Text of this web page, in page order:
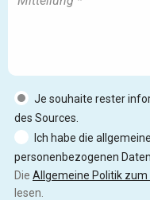
Je souhaite rester
des Sources.
Ich habe die
personenbezogenen
Die Allgemeine Politik
lesen.